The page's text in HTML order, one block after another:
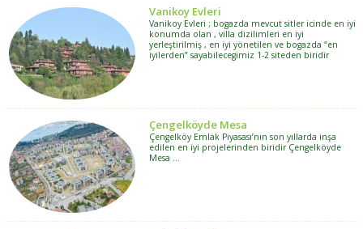
Vanikoy Evleri
Vanikoy Evleri ; bogazda mevcut sitler icinde en iyi
konumda olan , villa dizilimleri en iyi
yerleştirilmiş , en iyi yönetilen ve bogazda “en
iyilerden” sayabilecegimiz 1-2 siteden biridir
Çengelköyde Mesa
Çengelköy Emlak Piyasası’nın son yıllarda inşa
edilen en iyi projelerinden biridir Çengelköyde
Mesa …